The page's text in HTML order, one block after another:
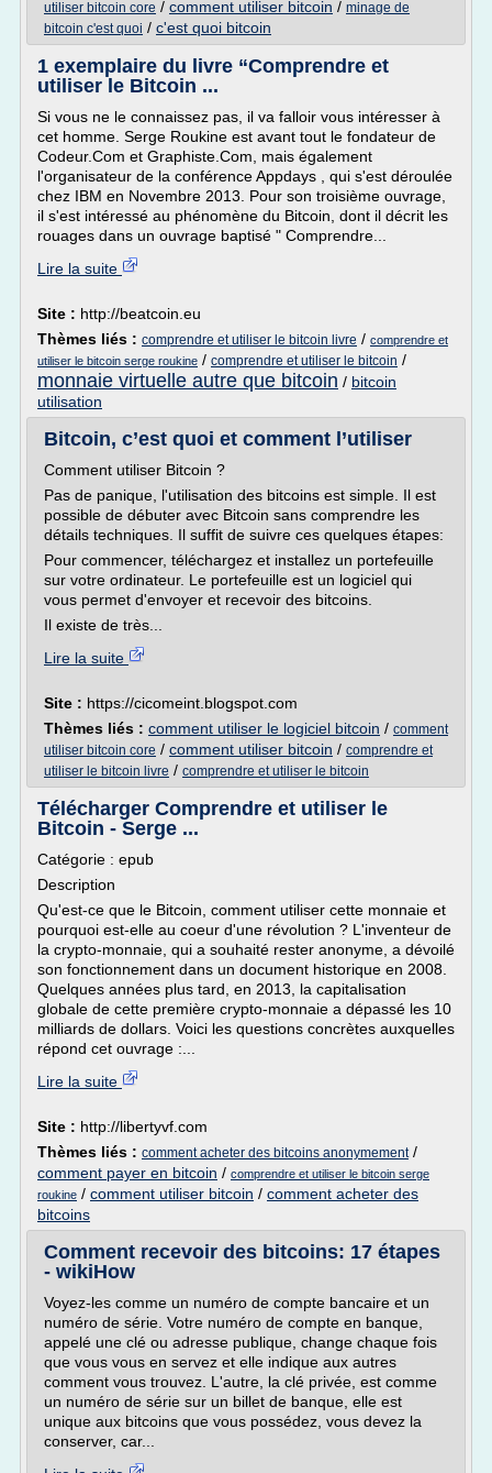
utiliser bitcoin core / comment utiliser bitcoin / minage de
bitcoin c'est quoi / c'est quoi bitcoin
1 exemplaire du livre “Comprendre et
utiliser le Bitcoin ...
Si vous ne le connaissez pas, il va falloir vous intéresser à
cet homme. Serge Roukine est avant tout le fondateur de
Codeur.Com et Graphiste.Com, mais également
l'organisateur de la conférence Appdays , qui s'est déroulée
chez IBM en Novembre 2013. Pour son troisième ouvrage,
il s'est intéressé au phénomène du Bitcoin, dont il décrit les
rouages dans un ouvrage baptisé " Comprendre...
Lire la suite
Site : http://beatcoin.eu
Thèmes liés : comprendre et utiliser le bitcoin livre / comprendre et
utiliser le bitcoin serge roukine / comprendre et utiliser le bitcoin /
monnaie virtuelle autre que bitcoin / bitcoin
utilisation
Bitcoin, c’est quoi et comment l’utiliser
Comment utiliser Bitcoin ?
Pas de panique, l'utilisation des bitcoins est simple. Il est
possible de débuter avec Bitcoin sans comprendre les
détails techniques. Il suffit de suivre ces quelques étapes:
Pour commencer, téléchargez et installez un portefeuille
sur votre ordinateur. Le portefeuille est un logiciel qui
vous permet d'envoyer et recevoir des bitcoins.
Il existe de très...
Lire la suite
Site : https://cicomeint.blogspot.com
Thèmes liés : comment utiliser le logiciel bitcoin / comment
utiliser bitcoin core / comment utiliser bitcoin / comprendre et
utiliser le bitcoin livre / comprendre et utiliser le bitcoin
Télécharger Comprendre et utiliser le
Bitcoin - Serge ...
Catégorie : epub
Description
Qu'est-ce que le Bitcoin, comment utiliser cette monnaie et
pourquoi est-elle au coeur d'une révolution ? L'inventeur de
la crypto-monnaie, qui a souhaité rester anonyme, a dévoilé
son fonctionnement dans un document historique en 2008.
Quelques années plus tard, en 2013, la capitalisation
globale de cette première crypto-monnaie a dépassé les 10
milliards de dollars. Voici les questions concrètes auxquelles
répond cet ouvrage :...
Lire la suite
Site : http://libertyvf.com
Thèmes liés : comment acheter des bitcoins anonymement/
comment payer en bitcoin / comprendre et utiliser le bitcoin serge
roukine / comment utiliser bitcoin / comment acheter des
bitcoins
Comment recevoir des bitcoins: 17 étapes
- wikiHow
Voyez-les comme un numéro de compte bancaire et un
numéro de série. Votre numéro de compte en banque,
appelé une clé ou adresse publique, change chaque fois
que vous vous en servez et elle indique aux autres
comment vous trouvez. L'autre, la clé privée, est comme
un numéro de série sur un billet de banque, elle est
unique aux bitcoins que vous possédez, vous devez la
conserver, car...